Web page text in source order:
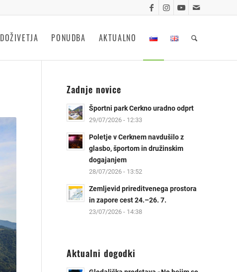
DOŽIVETJA PONUDBA AKTUALNO
Zadnje novice
Športni park Cerkno uradno odprt
29/07/2026 - 12:33
Poletje v Cerknem navdušilo z
glasbo, športom in družinskim
dogajanjem
28/07/2026 - 13:52
Zemljevid prireditvenega prostora
in zapore cest 24.–26. 7.
23/07/2026 - 14:38
Aktualni dogodki